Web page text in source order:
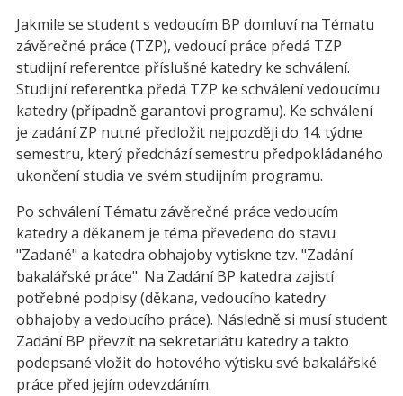
Jakmile se student s vedoucím BP domluví na Tématu
závěrečné práce (TZP), vedoucí práce předá TZP
studijní referentce příslušné katedry ke schválení.
Studijní referentka předá TZP ke schválení vedoucímu
katedry (případně garantovi programu). Ke schválení
je zadání ZP nutné předložit nejpozději do 14. týdne
semestru, který předchází semestru předpokládaného
ukončení studia ve svém studijním programu.
Po schválení Tématu závěrečné práce vedoucím
katedry a děkanem je téma převedeno do stavu
"Zadané" a katedra obhajoby vytiskne tzv. "Zadání
bakalářské práce". Na Zadání BP katedra zajistí
potřebné podpisy (děkana, vedoucího katedry
obhajoby a vedoucího práce). Následně si musí student
Zadání BP převzít na sekretariátu katedry a takto
podepsané vložit do hotového výtisku své bakalářské
práce před jejím odevzdáním.